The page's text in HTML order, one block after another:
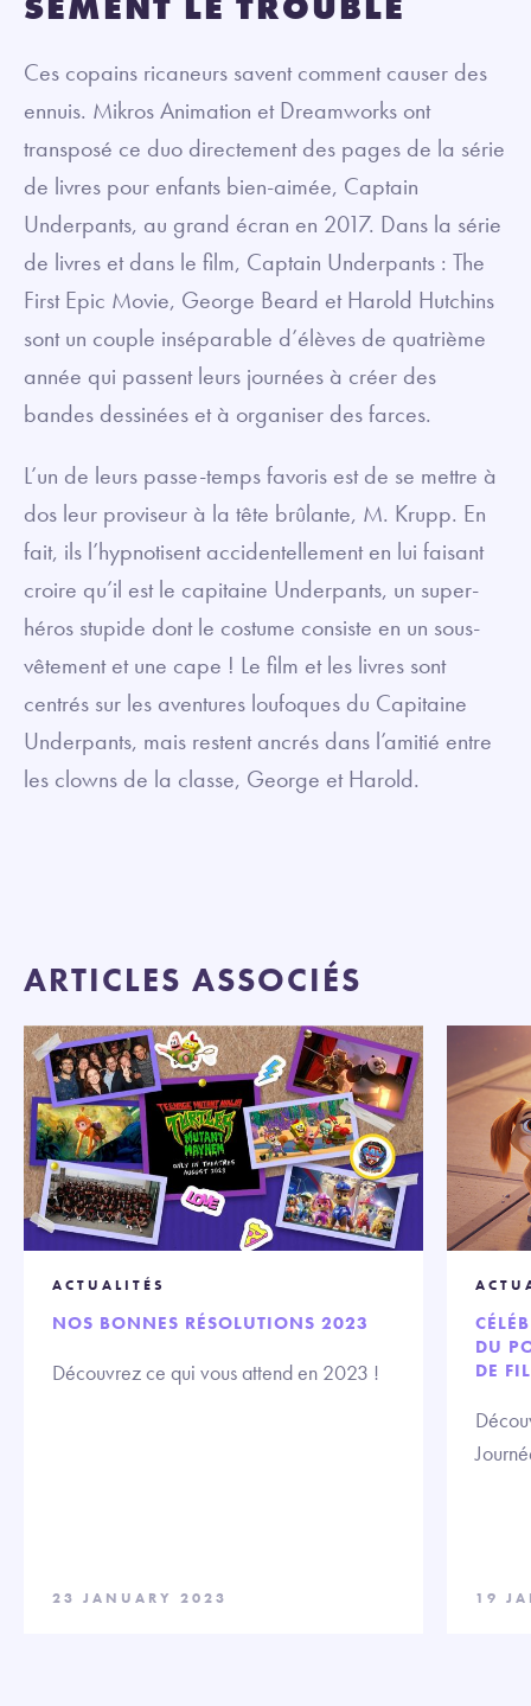
Ces copains ricaneurs savent comment causer des
ennuis. Mikros Animation et Dreamworks ont
transposé ce duo directement des pages de la série
de livres pour enfants bien-aimée, Captain
Underpants, au grand écran en 2017. Dans la série
de livres et dans le film, Captain Underpants : The
First Epic Movie, George Beard et Harold Hutchins
sont un couple inséparable d’élèves de quatrième
année qui passent leurs journées à créer des
bandes dessinées et à organiser des farces.
L’un de leurs passe-temps favoris est de se mettre à
dos leur proviseur à la tête brûlante, M. Krupp. En
fait, ils l’hypnotisent accidentellement en lui faisant
croire qu’il est le capitaine Underpants, un super-
héros stupide dont le costume consiste en un sous-
vêtement et une cape ! Le film et les livres sont
centrés sur les aventures loufoques du Capitaine
Underpants, mais restent ancrés dans l’amitié entre
les clowns de la classe, George et Harold.
ARTICLES ASSOCIÉS
ACTUALITÉS
NOS BONNES RÉSOLUTIONS 2023
Découvrez ce qui vous attend en 2023 !
23 JANUARY 2023
DU
DE
19